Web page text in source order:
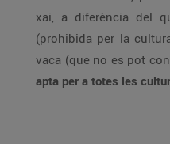
xai, a diferència del
(prohibida per la
vaca (que no es pot
apta per a totes les